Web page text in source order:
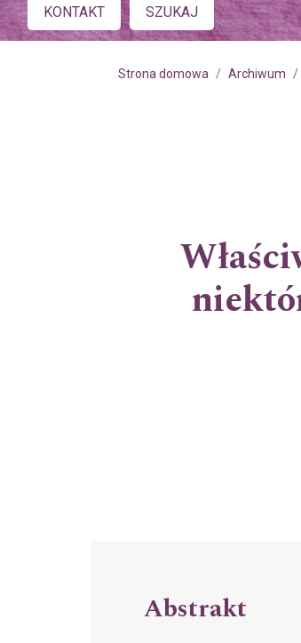
Main menu
KONTAKT SZUKAJ
Strona domowa Archiwum
Abstrakt